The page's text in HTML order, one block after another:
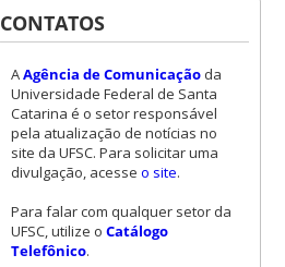
CONTATOS
AAgência de Comunicaçãoda
Universidade Federal de Santa
Catarina é o setor responsável
pela atualização de notícias no
site da UFSC. Para solicitar uma
divulgação, acesse o site.
Para falar com qualquer setor da
UFSC, utilize o Catálogo
Telefônico.